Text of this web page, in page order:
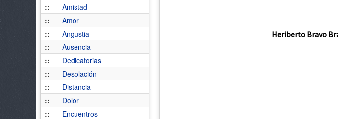
::
Amistad
::
Amor
::
Angustia
::
Ausencia
::
Dedicatorias
::
Desolación
::
Distancia
::
Dolor
::
Encuentros
Heriberto Bravo